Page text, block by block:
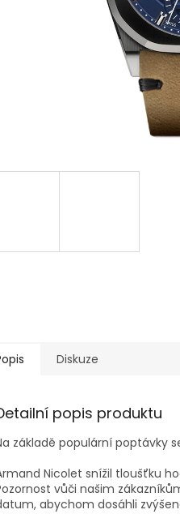
Diskuze
popis produktu
základě populární poptávky
Nicolet snížil tloušťku
vůči našim
abychom dosáhli